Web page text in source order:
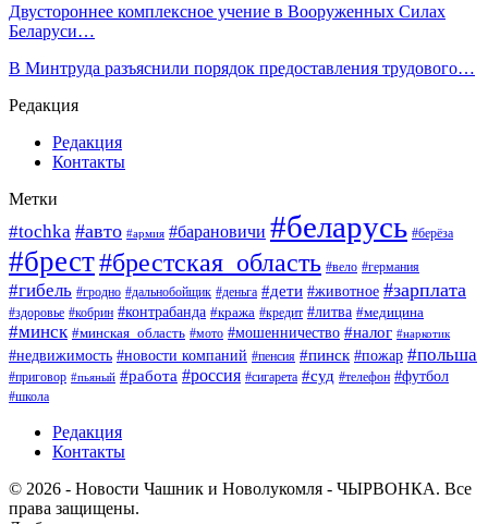
Двустороннее комплексное учение в Вооруженных Силах
Беларуси…
В Минтруда разъяснили порядок предоставления трудового…
Редакция
Редакция
Контакты
Метки
#tochka #авто #армия #барановичи #беларусь #берёза
#брест#брестская_область #вело #германия
#гибель #гродно #дальнобойщик #деньга #дети #животное #зарплата
#здоровье #кобрин #контрабанда #кража #кредит #литва #медицина
#минск #минская_область #мото #мошенничество #налог #наркотик
#недвижимость #новости компаний #пенсия #пинск #пожар #польша
#приговор #пьяный #работа #россия #сигарета #суд #телефон #футбол
#школа
Редакция
Контакты
© 2026 - Новости Чашник и Новолукомля - ЧЫРВОНКА. Все
права защищены.